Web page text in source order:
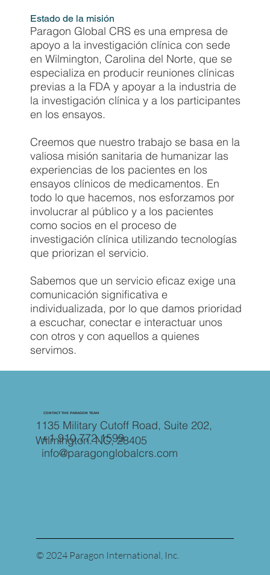
Estado de la misión
Paragon Global CRS es una empresa de
apoyo a la investigación clínica con sede
en Wilmington, Carolina del Norte, que se
especializa en producir reuniones clínicas
previas a la FDA y apoyar a la industria de
la investigación clínica y a los participantes
en los ensayos.
Creemos que nuestro trabajo se basa en la
valiosa misión sanitaria de humanizar las
experiencias de los pacientes en los
ensayos clínicos de medicamentos. En
todo lo que hacemos, nos esforzamos por
involucrar al público y a los pacientes
como socios en el proceso de
investigación clínica utilizando tecnologías
que priorizan el servicio.
Sabemos que un servicio eficaz exige una
comunicación significativa e
individualizada, por lo que damos prioridad
a escuchar, conectar e interactuar unos
con otros y con aquellos a quienes
servimos.
CONTACT THE PARAGON TEAM
© 2024 Paragon International, Inc.
1135 Military Cutoff Road, Suite 202,
Wilmington. NC, 28405
+1 910.772.1599
info@paragonglobalcrs.com